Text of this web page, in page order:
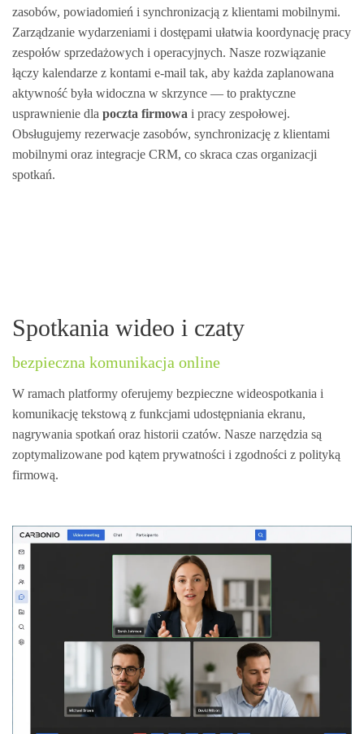
zasobów, powiadomień i synchronizacją z klientami mobilnymi.
Zarządzanie wydarzeniami i dostępami ułatwia koordynację pracy
zespołów sprzedażowych i operacyjnych. Nasze rozwiązanie
łączy kalendarze z kontami e‑mail tak, aby każda zaplanowana
aktywność była widoczna w skrzynce — to praktyczne
usprawnienie dla poczta firmowa i pracy zespołowej.
Obsługujemy rezerwacje zasobów, synchronizację z klientami
mobilnymi oraz integracje CRM, co skraca czas organizacji
spotkań.
Spotkania wideo i czaty
bezpieczna komunikacja online
W ramach platformy oferujemy bezpieczne wideospotkania i
komunikację tekstową z funkcjami udostępniania ekranu,
nagrywania spotkań oraz historii czatów. Nasze narzędzia są
zoptymalizowane pod kątem prywatności i zgodności z polityką
firmową.